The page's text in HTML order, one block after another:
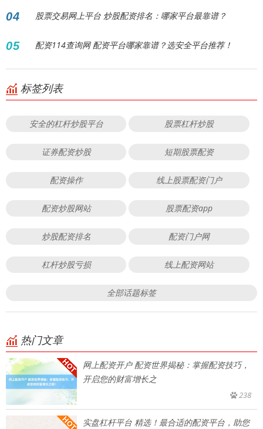
04 股票交易网上平台 炒股配资排名：哪家平台最靠谱？
05 配资114查询网 配资平台哪家靠谱？选安全平台推荐！
标签列表
安全的杠杆炒股平台 股票杠杆炒股
证券配资炒股 短期股票配资
配资操作 线上股票配资门户
配资炒股网站 股票配资app
炒股配资排名 配资门户网
杠杆炒股亏损 线上配资网站
全部话题标签
热门文章
网上配资开户 配资世界揭秘：掌握配资技巧，
开启您的财富增长之
238
实盘杠杆平台 精选！最合适的配资平台，助您